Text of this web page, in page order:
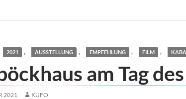
2021 , AUSSTELLUNG , EMPFEHLUNG , FILM ,
am Tag
2021 KUFO